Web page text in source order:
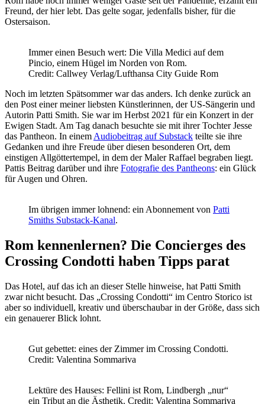
Freund, der hier lebt. Das gelte sogar, jedenfalls bisher, für die
Ostersaison.
Immer einen Besuch wert: Die Villa Medici auf dem
Pincio, einem Hügel im Norden von Rom.
Credit: Callwey Verlag/Lufthansa City Guide Rom
Noch im letzten Spätsommer war das anders. Ich denke zurück an
den Post einer meiner liebsten Künstlerinnen, der US-Sängerin und
Autorin Patti Smith. Sie war im Herbst 2021 für ein Konzert in der
Ewigen Stadt. Am Tag danach besuchte sie mit ihrer Tochter Jesse
das Pantheon. In einem Audiobeitrag auf Substack teilte sie ihre
Gedanken und ihre Freude über diesen besonderen Ort, dem
einstigen Allgöttertempel, in dem der Maler Raffael begraben liegt.
Pattis Beitrag darüber und ihre Fotografie des Pantheons: ein Glück
für Augen und Ohren.
Im übrigen immer lohnend: ein Abonnement von Patti
Smiths Substack-Kanal.
Rom kennenlernen? Die Concierges des
Crossing Condotti haben Tipps parat
Das Hotel, auf das ich an dieser Stelle hinweise, hat Patti Smith
zwar nicht besucht. Das „Crossing Condotti“ im Centro Storico ist
aber so individuell, kreativ und überschaubar in der Größe, dass sich
ein genauerer Blick lohnt.
Gut gebettet: eines der Zimmer im Crossing Condotti.
Credit: Valentina Sommariva
Lektüre des Hauses: Fellini ist Rom, Lindbergh „nur“
ein Tribut an die Ästhetik. Credit: Valentina Sommariva